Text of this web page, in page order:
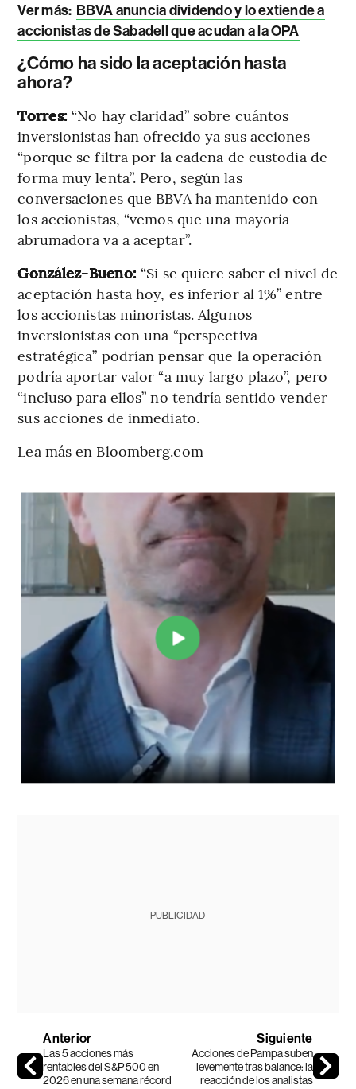
Ver más: BBVA anuncia dividendo y lo extiende a
accionistas de Sabadell que acudan a la OPA
¿Cómo ha sido la aceptación hasta
ahora?
Torres: “No hay claridad” sobre cuántos
inversionistas han ofrecido ya sus acciones
“porque se filtra por la cadena de custodia de
forma muy lenta”. Pero, según las
conversaciones que BBVA ha mantenido con
los accionistas, “vemos que una mayoría
abrumadora va a aceptar”.
González-Bueno: “Si se quiere saber el nivel de
aceptación hasta hoy, es inferior al 1%” entre
los accionistas minoristas. Algunos
inversionistas con una “perspectiva
estratégica” podrían pensar que la operación
podría aportar valor “a muy largo plazo”, pero
“incluso para ellos” no tendría sentido vender
sus acciones de inmediato.
Lea más en Bloomberg.com
PUBLICIDAD
Anterior
Las 5 acciones más
rentables del S&P 500 en
2026 en una semana récord
Siguiente
Acciones de Pampa suben
levemente tras balance: la
reacción de los analistas